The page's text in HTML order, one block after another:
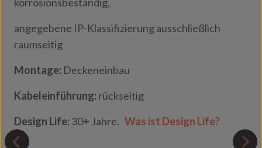
angegebene IP-Klassifizierung ausschließlich
raumseitig
Montage: Deckeneinbau
Kabeleinführung: rückseitig
Design Life: 30+ Jahre. Was ist Design Life?